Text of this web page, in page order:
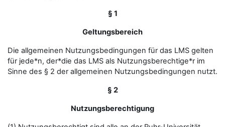
§ 1
Geltungsbereich
Die allgemeinen Nutzungsbedingungen für das LMS gelten
für jede*n, der*die das LMS als Nutzungsberechtige*r im
Sinne des § 2 der allgemeinen Nutzungsbedingungen nutzt.
§ 2
Nutzungsberechtigung